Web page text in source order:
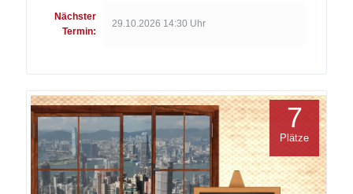
Nächster
Termin:
29.10.2026 14:30 Uhr
7
Plätze